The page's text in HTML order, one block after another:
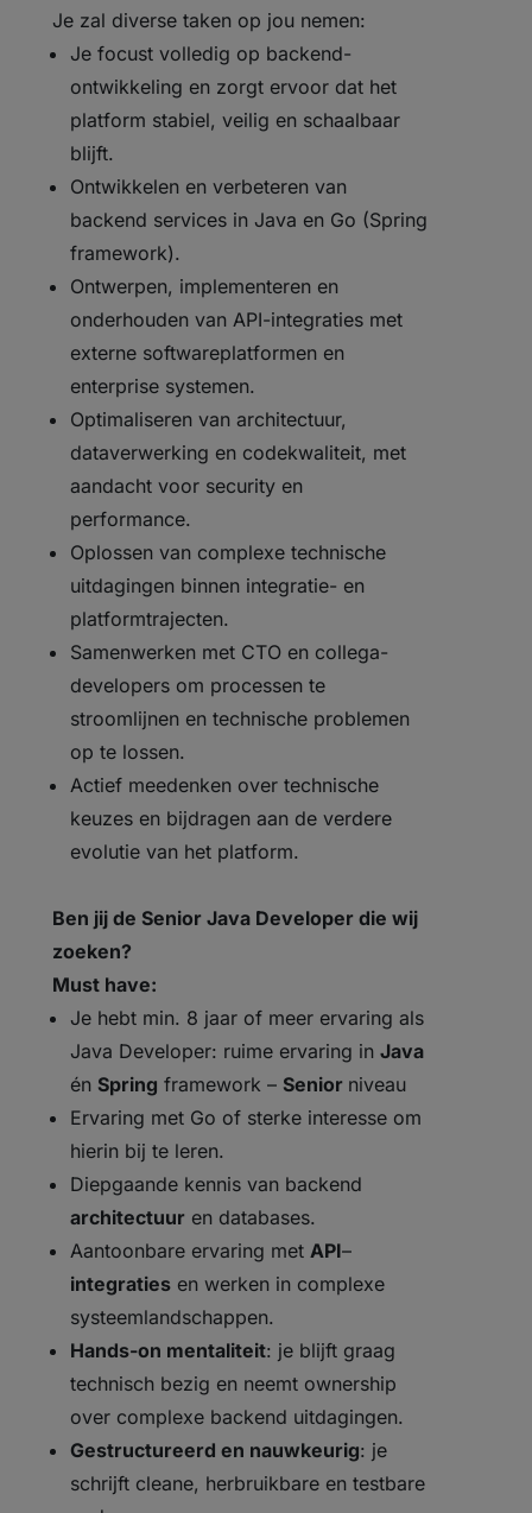
Je zal diverse taken op jou nemen:
Je focust volledig op backend-
ontwikkeling en zorgt ervoor dat het
platform stabiel, veilig en schaalbaar
blijft.
Ontwikkelen en verbeteren van
backend services in Java en Go (Spring
framework).
Ontwerpen, implementeren en
onderhouden van API-integraties met
externe softwareplatformen en
enterprise systemen.
Optimaliseren van architectuur,
dataverwerking en codekwaliteit, met
aandacht voor security en
performance.
Oplossen van complexe technische
uitdagingen binnen integratie- en
platformtrajecten.
Samenwerken met CTO en collega-
developers om processen te
stroomlijnen en technische problemen
op te lossen.
Actief meedenken over technische
keuzes en bijdragen aan de verdere
evolutie van het platform.
Ben jij de Senior Java Developer die wij
zoeken?
Must have:
Je hebt min. 8 jaar of meer ervaring als
Java Developer: ruime ervaring inJava
én Spring framework – Senior niveau
Ervaring met Go of sterke interesse om
hierin bij te leren.
Diepgaande kennis van backend
architectuur en databases.
Aantoonbare ervaring metAPI–
integraties en werken in complexe
systeemlandschappen.
Hands-on mentaliteit: je blijft graag
technisch bezig en neemt ownership
over complexe backend uitdagingen.
Gestructureerd en nauwkeurig: je
schrijft cleane, herbruikbare en testbare